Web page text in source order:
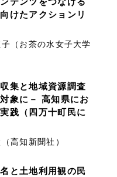
けたアクションリ
お茶の水女子大学
集と地域資源調査
象に－ 高知県にお
践（四万十町民に
知新聞社）
と土地利用観の民